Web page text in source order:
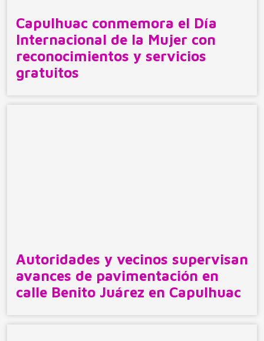
Capulhuac conmemora el Día
Internacional de la Mujer con
reconocimientos y servicios
gratuitos
Autoridades y vecinos supervisan
avances de pavimentación en
calle Benito Juárez en Capulhuac